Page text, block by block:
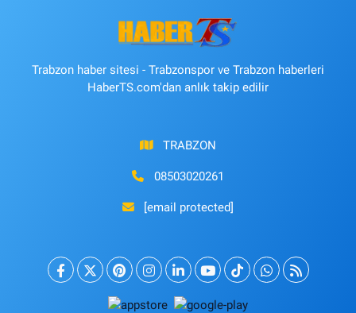
Trabzon haber sitesi - Trabzonspor ve Trabzon haberleri
HaberTS.com'dan anlık takip edilir
TRABZON
08503020261
[email protected]